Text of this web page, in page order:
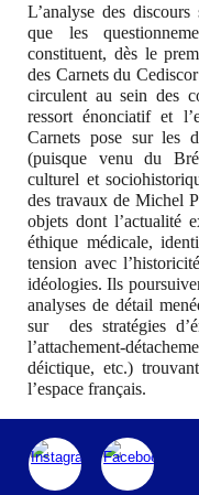
L’analyse des
que les
constituent, dès le
des Carnets du
circulent au sein des
ressort énonciatif et
Carnets pose sur les
(puisque venu du
culturel et
des travaux de Michel
objets dont l’actualité
éthique médicale,
tension avec
idéologies. Ils
analyses de détail
sur des stratégies
l’attachement-
déictique, etc.)
l’espace français.